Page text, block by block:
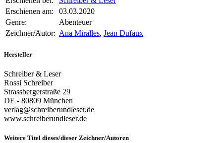
Erschienen am:
03.03.2020
Genre:
Abenteuer
Zeichner/Autor: Ana Miralles, Jean Dufaux
Hersteller
Schreiber & Leser
Rossi Schreiber
Strassbergerstraße 29
DE - 80809 München
verlag@schreiberundleser.de
www.schreiberundleser.de
Weitere Titel dieses/dieser Zeichner/Autoren